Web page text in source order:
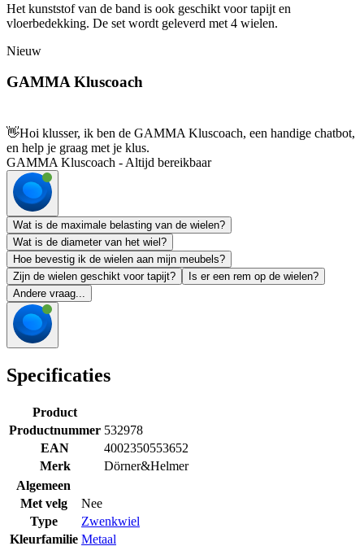
Het kunststof van de band is ook geschikt voor tapijt en
vloerbedekking. De set wordt geleverd met 4 wielen.
Nieuw
GAMMA Kluscoach
👋Hoi klusser, ik ben de GAMMA Kluscoach, een handige chatbot,
en help je graag met je klus.
GAMMA Kluscoach - Altijd bereikbaar
Wat is de maximale belasting van de wielen?
Wat is de diameter van het wiel?
Hoe bevestig ik de wielen aan mijn meubels?
Zijn de wielen geschikt voor tapijt?
Is er een rem op de wielen?
Andere vraag...
Specificaties
Product
Productnummer 532978
EAN
4002350553652
Merk
Dörner&Helmer
Algemeen
Met velg
Nee
Type
Zwenkwiel
Kleurfamilie Metaal